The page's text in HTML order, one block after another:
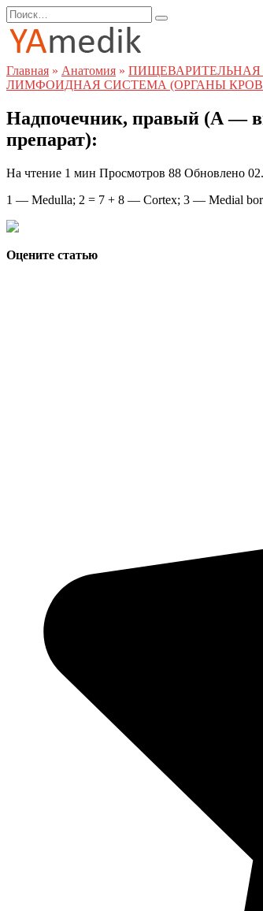
Перейти
к
содержанию
Search
for:
Главная » Анатомия »
ЛИМФОИДНАЯ СИСТЕМА (ОРГАНЫ
Надпочечник, правый (А —
препарат):
На чтение 1 мин Просмотров 88 Обновлено
1 — Medulla; 2 = 7 + 8 — Cortex; 3 — Medial
Оцените статью